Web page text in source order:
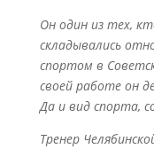
Он один из тех,
складывались
спортом в
своей работе он
Да и вид спорта,
Тренер